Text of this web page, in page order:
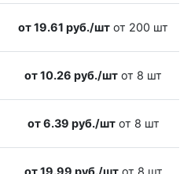
от 19.61 руб./шт от 200 шт
от 10.26 руб./шт от 8 шт
от 6.39 руб./штот 8 шт